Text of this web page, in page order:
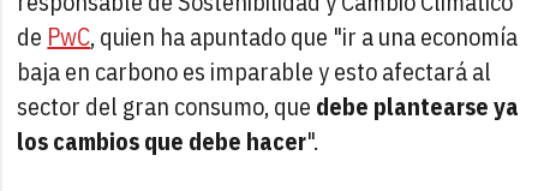
de PwC, quien ha apuntado que "ir a una economía
baja en carbono es imparable y esto afectará al
sector del gran consumo, que debe plantearse ya
los cambios que debe hacer".